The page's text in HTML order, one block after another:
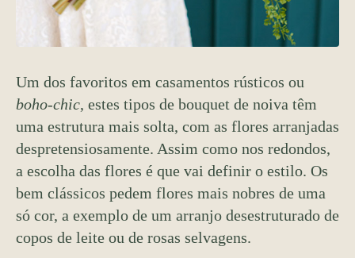
Um dos favoritos em casamentos rústicos ou
boho-chic, estes tipos de bouquet de noiva têm
uma estrutura mais solta, com as flores arranjadas
despretensiosamente. Assim como nos redondos,
a escolha das flores é que vai definir o estilo. Os
bem clássicos pedem flores mais nobres de uma
só cor, a exemplo de um arranjo desestruturado de
copos de leite ou de rosas selvagens.